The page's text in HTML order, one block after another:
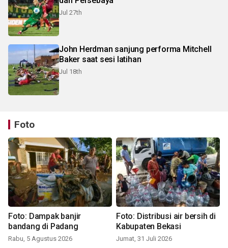
Jul 27th
John Herdman sanjung performa Mitchell
Baker saat sesi latihan
Jul 18th
Foto
Foto: Dampak banjir
bandang di Padang
Rabu, 5 Agustus 2026
Foto: Distribusi air bersih di
Kabupaten Bekasi
Jumat, 31 Juli 2026